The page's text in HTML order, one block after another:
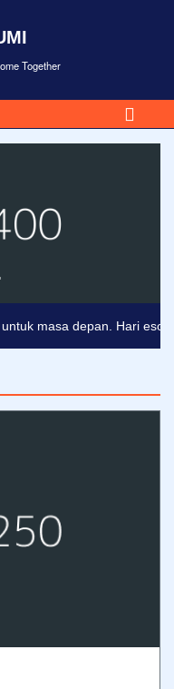
Together
masa depan. Hari esok